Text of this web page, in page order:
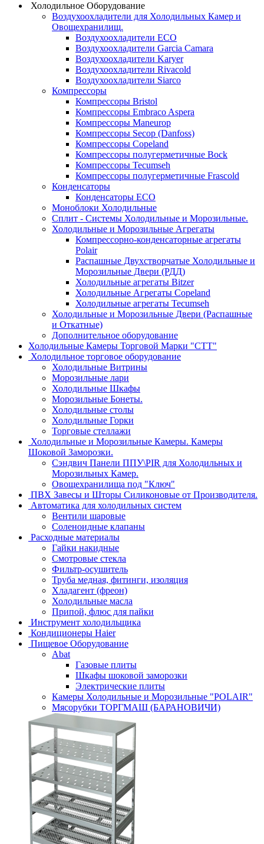
Холодильное Оборудование
Воздухоохладители для Холодильных Камер и
Овощехранилищ.
Воздухоохладители ECO
Воздухоохладители Garcia Camara
Воздухоохладители Karyer
Воздухоохладители Rivacold
Воздухоохладители Siarco
Компрессоры
Компрессоры Bristol
Компрессоры Embraco Aspera
Компрессоры Maneurop
Компрессоры Secop (Danfoss)
Компрессоры Copeland
Компрессоры полугерметичные Bock
Компрессоры Tecumseh
Компрессоры полугерметичные Frascold
Конденсаторы
Конденсаторы ECO
Моноблоки Холодильные
Сплит - Системы Холодильные и Морозильные.
Холодильные и Морозильные Агрегаты
Компрессорно-конденсаторные агрегаты
Polair
Распашные Двухстворчатые Холодильные и
Морозильные Двери (РДД)
Холодильные агрегаты Bitzer
Холодильные Агрегаты Copeland
Холодильные агрегаты Tecumseh
Холодильные и Морозильные Двери (Распашные
и Откатные)
Дополнительное оборудование
Холодильные Камеры Торговой Марки "СТТ"
Холодильное торговое оборудование
Холодильные Витрины
Морозильные лари
Холодильные Шкафы
Морозильные Бонеты.
Холодильные столы
Холодильные Горки
Торговые стеллажи
Холодильные и Морозильные Камеры. Камеры
Шоковой Заморозки.
Сэндвич Панели ППУ\PIR для Холодильных и
Морозильных Камер.
Овощехранилища под "Ключ"
ПВХ Завесы и Шторы Силиконовые от Производителя.
Автоматика для холодильных систем
Вентили шаровые
Соленоидные клапаны
Расходные материалы
Гайки накидные
Смотровые стекла
Фильтр-осушитель
Труба медная, фитинги, изоляция
Хладагент (фреон)
Холодильные масла
Припой, флюс для пайки
Инструмент холодильщика
Кондиционеры Haier
Пищевое Оборудование
Abat
Газовые плиты
Шкафы шоковой заморозки
Электрические плиты
Камеры Холодильные и Морозильные "POLAIR"
Мясорубки ТОРГМАШ (БАРАНОВИЧИ)